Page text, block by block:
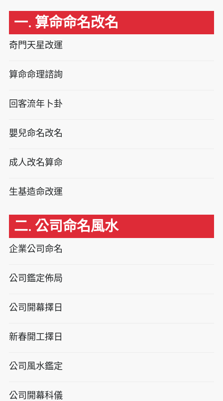
一. 算命命名改名
奇門天星改運
算命命理諮詢
回客流年卜卦
嬰兒命名改名
成人改名算命
生基造命改運
二. 公司命名風水
企業公司命名
公司鑑定佈局
公司開幕擇日
新春開工擇日
公司風水鑑定
公司開幕科儀